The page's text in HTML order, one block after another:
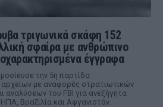
τριγωνικά σκάφη 152
σφαίρα με ανθρώπινο
έγγραφα
την 5η παρτίδα
με αναφορές στρατιωτικών
αναλύσεων του FBI για ανεξήγητα
Βραζιλία και Αφγανιστάν.